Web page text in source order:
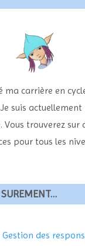
ma carrière en
suis
Vous trouverez sur
pour tous les
des